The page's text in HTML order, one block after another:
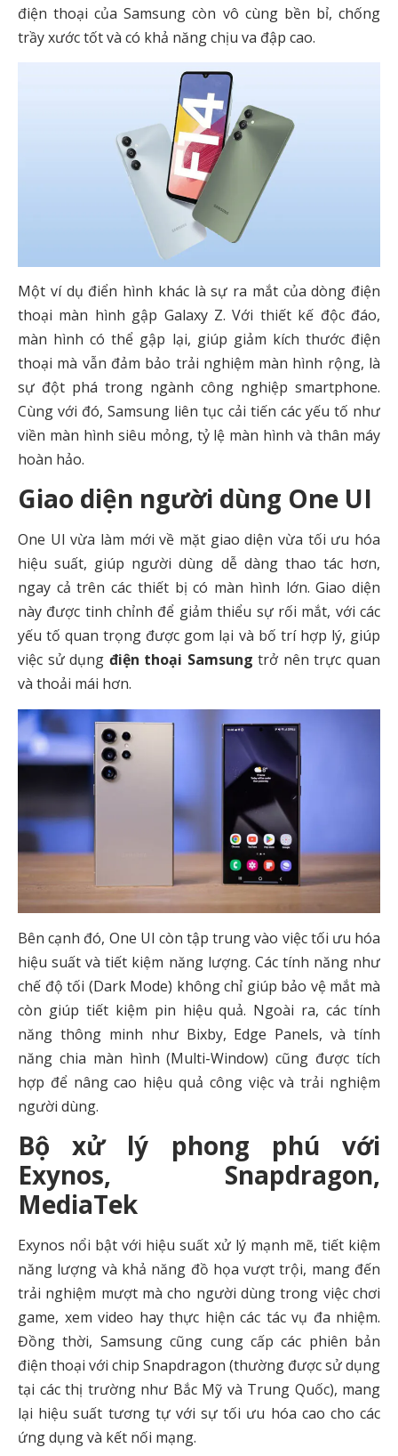
điện thoại của Samsung còn vô cùng bền bỉ, chống
trầy xước tốt và có khả năng chịu va đập cao.
Một ví dụ điển hình khác là sự ra mắt của dòng điện
thoại màn hình gập Galaxy Z. Với thiết kế độc đáo,
màn hình có thể gập lại, giúp giảm kích thước điện
thoại mà vẫn đảm bảo trải nghiệm màn hình rộng, là
sự đột phá trong ngành công nghiệp smartphone.
Cùng với đó, Samsung liên tục cải tiến các yếu tố như
viền màn hình siêu mỏng, tỷ lệ màn hình và thân máy
hoàn hảo.
Giao diện người dùng One UI
One UI vừa làm mới về mặt giao diện vừa tối ưu hóa
hiệu suất, giúp người dùng dễ dàng thao tác hơn,
ngay cả trên các thiết bị có màn hình lớn. Giao diện
này được tinh chỉnh để giảm thiểu sự rối mắt, với các
yếu tố quan trọng được gom lại và bố trí hợp lý, giúp
việc sử dụng điện thoại Samsung trở nên trực quan
và thoải mái hơn.
Bên cạnh đó, One UI còn tập trung vào việc tối ưu hóa
hiệu suất và tiết kiệm năng lượng. Các tính năng như
chế độ tối (Dark Mode) không chỉ giúp bảo vệ mắt mà
còn giúp tiết kiệm pin hiệu quả. Ngoài ra, các tính
năng thông minh như Bixby, Edge Panels, và tính
năng chia màn hình (Multi-Window) cũng được tích
hợp để nâng cao hiệu quả công việc và trải nghiệm
người dùng.
Bộ xử lý phong phú với
Exynos, Snapdragon,
MediaTek
Exynos nổi bật với hiệu suất xử lý mạnh mẽ, tiết kiệm
năng lượng và khả năng đồ họa vượt trội, mang đến
trải nghiệm mượt mà cho người dùng trong việc chơi
game, xem video hay thực hiện các tác vụ đa nhiệm.
Đồng thời, Samsung cũng cung cấp các phiên bản
điện thoại với chip Snapdragon (thường được sử dụng
tại các thị trường như Bắc Mỹ và Trung Quốc), mang
lại hiệu suất tương tự với sự tối ưu hóa cao cho các
ứng dụng và kết nối mạng.